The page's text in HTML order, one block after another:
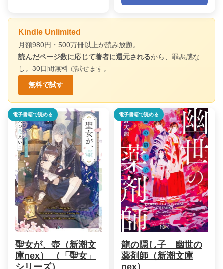
Kindle Unlimited
月額980円・500万冊以上が読み放題。
読んだページ数に応じて著者に還元されるから、罪悪感な
し。30日間無料で試せます。
無料で試す
電子書籍で読める
聖女が、壺（新潮文
庫nex） （「聖女」
シリーズ）
電子書籍で読める
龍の隠し子 幽世の
薬剤師（新潮文庫
nex）